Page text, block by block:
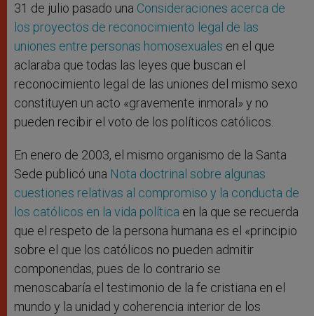
31 de julio pasado una Consideraciones acerca de
los proyectos de reconocimiento legal de las
uniones entre personas homosexuales en el que
aclaraba que todas las leyes que buscan el
reconocimiento legal de las uniones del mismo sexo
constituyen un acto «gravemente inmoral» y no
pueden recibir el voto de los políticos católicos.
En enero de 2003, el mismo organismo de la Santa
Sede publicó una Nota doctrinal sobre algunas
cuestiones relativas al compromiso y la conducta de
los católicos en la vida política en la que se recuerda
que el respeto de la persona humana es el «principio
sobre el que los católicos no pueden admitir
componendas, pues de lo contrario se
menoscabaría el testimonio de la fe cristiana en el
mundo y la unidad y coherencia interior de los